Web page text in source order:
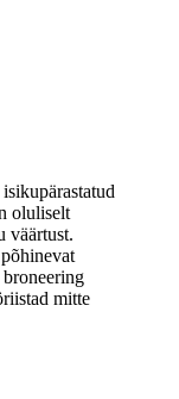
oluliselt
väärtust.
mitte